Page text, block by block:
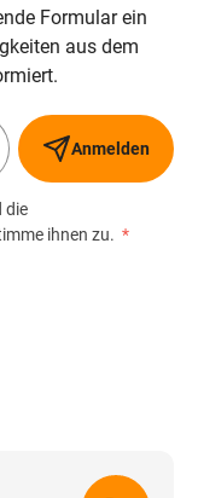
Formular ein
aus dem
Anmelden
die
ihnen zu. *